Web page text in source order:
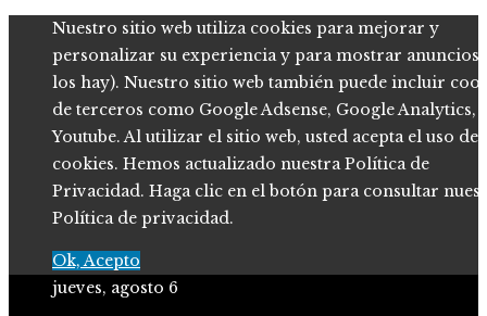
Nuestro sitio web utiliza cookies para mejorar y
personalizar su experiencia y para mostrar anuncios
los hay). Nuestro sitio web también puede incluir
de terceros como Google Adsense, Google Analytics,
Youtube. Al utilizar el sitio web, usted acepta el uso de
cookies. Hemos actualizado nuestra Política de
Privacidad. Haga clic en el botón para consultar
Política de privacidad.
Ok, Acepto
jueves, agosto 6